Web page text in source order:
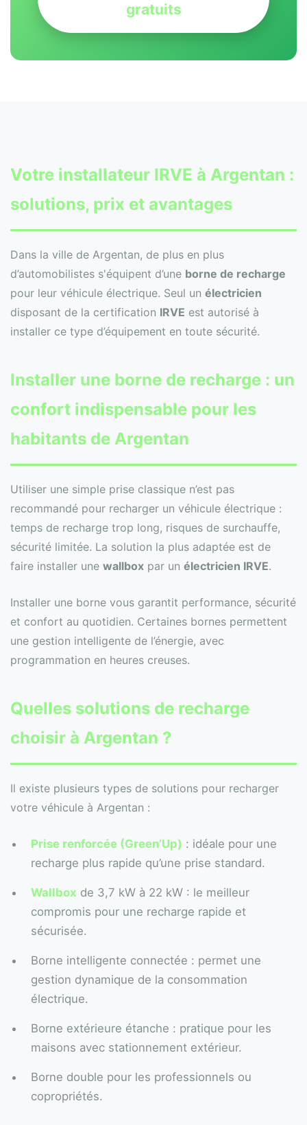
gratuits
Votre installateur IRVE à Argentan :
solutions, prix et avantages
Dans la ville de Argentan, de plus en plus
d’automobilistes s'équipent d’une borne de recharge
pour leur véhicule électrique. Seul un électricien
disposant de la certification IRVE est autorisé à
installer ce type d’équipement en toute sécurité.
Installer une borne de recharge : un
confort indispensable pour les
habitants de Argentan
Utiliser une simple prise classique n’est pas
recommandé pour recharger un véhicule électrique :
temps de recharge trop long, risques de surchauffe,
sécurité limitée. La solution la plus adaptée est de
faire installer une wallbox par un électricien IRVE.
Installer une borne vous garantit performance, sécurité
et confort au quotidien. Certaines bornes permettent
une gestion intelligente de l’énergie, avec
programmation en heures creuses.
Quelles solutions de recharge
choisir à Argentan ?
Il existe plusieurs types de solutions pour recharger
votre véhicule à Argentan :
Prise renforcée (Green’Up) : idéale pour une
recharge plus rapide qu’une prise standard.
Wallbox de 3,7 kW à 22 kW : le meilleur
compromis pour une recharge rapide et
sécurisée.
Borne intelligente connectée : permet une
gestion dynamique de la consommation
électrique.
Borne extérieure étanche : pratique pour les
maisons avec stationnement extérieur.
Borne double pour les professionnels ou
copropriétés.